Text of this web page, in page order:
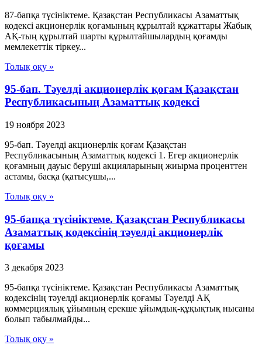
87-бапқа түсініктеме. Қазақстан Республикасы Азаматтық
кодексі акционерлік қоғамының құрылтай құжаттары Жабық
АҚ-тың құрылтай шарты құрылтайшылардың қоғамды
мемлекеттік тіркеу...
Толық оқу »
95-бап. Тәуелдi акционерлiк қоғам Қазақстан
Республикасының Азаматтық кодексi
19 ноября 2023
95-бап. Тәуелдi акционерлiк қоғам Қазақстан
Республикасының Азаматтық кодексi 1. Егер акционерлiк
қоғамның дауыс берушi акцияларының жиырма проценттен
астамы, басқа (қатысушы,...
Толық оқу »
95-бапқа түсініктеме. Қазақстан Республикасы
Азаматтық кодексінің тәуелді акционерлік
қоғамы
3 декабря 2023
95-бапқа түсініктеме. Қазақстан Республикасы Азаматтық
кодексінің тәуелді акционерлік қоғамы Тәуелді АҚ
коммерциялық ұйымның ерекше ұйымдық-құқықтық нысаны
болып табылмайды...
Толық оқу »